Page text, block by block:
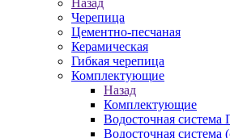
Назад
Черепица
Цементно-песчаная
Керамическая
Гибкая черепица
Комплектующие
Назад
Комплектующие
Водосточная
Водосточная система